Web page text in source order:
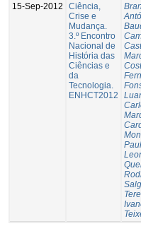
15-Sep-2012
Ciência,
Crise e
Mudança.
3.º Encontro
Nacional de
História das
Ciências e
da
Tecnologia.
ENHCT2012